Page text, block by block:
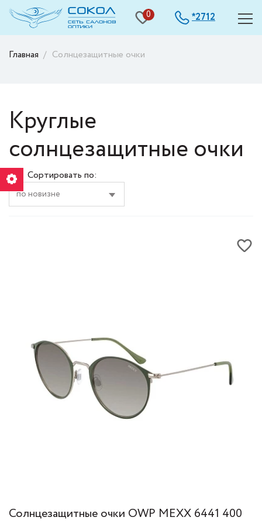
0 *2712
Главная Солнцезащитные очки
Круглые
солнцезащитные очки
Сортировать по:
Солнцезащитные очки OWP MEXX 6441 400